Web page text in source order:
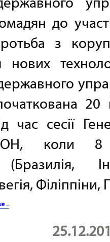
до
з
нових
час сесії
коли 8
Філіппіни,
...